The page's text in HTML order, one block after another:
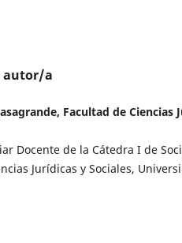
autor/a
Facultad de Ciencias
Docente de la Cátedra I de
Jurídicas y Sociales,